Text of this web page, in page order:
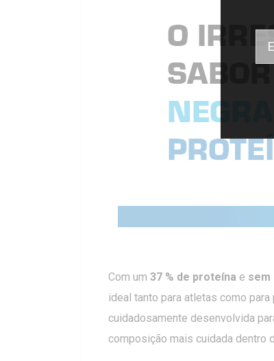
Com um 37 % de proteína e sem
ideal tanto para atletas como
cuidadosamente desenvolvida
composição mais cuidada dentro